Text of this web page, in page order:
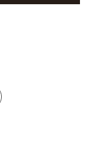
Udruženja za
mladim